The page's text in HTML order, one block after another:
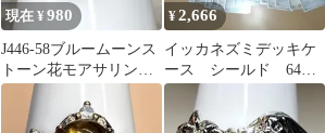
現在 ¥980
J446-58ブルームーンス
トーン花モアサリング
svコーティングフリー
サイズ
¥2,666
イッカネズミデッキケ
ース シールド 64
枚 おまけカード付き